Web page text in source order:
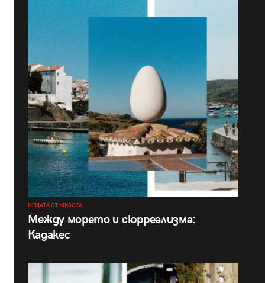
НЕЩАТА ОТ ЖИВОТА
Между морето и сюрреализма:
Кадакес